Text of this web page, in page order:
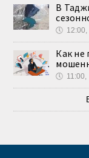
В
🕔 12:00,
Как не
🕔 11:00,